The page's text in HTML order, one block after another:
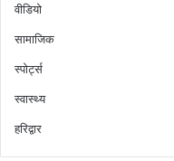
वीडियो
सामाजिक
स्पोर्ट्स
स्वास्थ्य
हरिद्वार